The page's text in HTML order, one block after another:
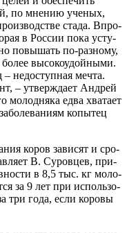
по мне­нию уче­ных,
ста­да. Впро­
в Рос­сии пока усту­
повы­шать по-раз­но­му,
высо­ко­удой­ны­ми.
недо­ступ­ная меч­та.
– утвер­жда­ет Андрей
едва хва­та­ет
копы­тец
коров зави­сят и сро­
В. Суров­цев, при­
в 8,5 тыс. кг моло­
за 9 лет при исполь­зо­
три года, если коро­вы